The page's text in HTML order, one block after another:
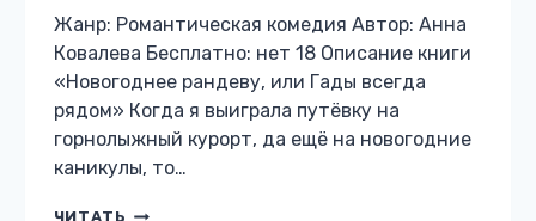
Жанр: Романтическая комедия Автор: Анна
Ковалева Бесплатно: нет 18 Описание книги
«Новогоднее рандеву, или Гады всегда
рядом» Когда я выиграла путёвку на
горнолыжный курорт, да ещё на новогодние
каникулы, то…
ЧИТАТЬ НОВОГОДНЕЕ